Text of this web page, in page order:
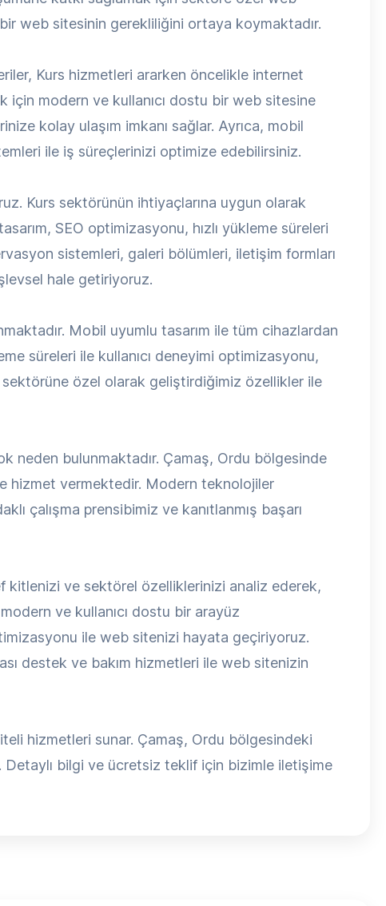
web sitesinin gerekliliğini ortaya koymaktadır.
Kurs hizmetleri ararken öncelikle internet
için modern ve kullanıcı dostu bir web sitesine
kolay ulaşım imkanı sağlar. Ayrıca, mobil
ile iş süreçlerinizi optimize edebilirsiniz.
Kurs sektörünün ihtiyaçlarına uygun olarak
SEO optimizasyonu, hızlı yükleme süreleri
sistemleri, galeri bölümleri, iletişim formları
hale getiriyoruz.
Mobil uyumlu tasarım ile tüm cihazlardan
süreleri ile kullanıcı deneyimi optimizasyonu,
özel olarak geliştirdiğimiz özellikler ile
neden bulunmaktadır. Çamaş, Ordu bölgesinde
hizmet vermektedir. Modern teknolojiler
çalışma prensibimiz ve kanıtlanmış başarı
kitlenizi ve sektörel özelliklerinizi analiz ederek,
ve kullanıcı dostu bir arayüz
ile web sitenizi hayata geçiriyoruz.
destek ve bakım hizmetleri ile web sitenizin
hizmetleri sunar. Çamaş, Ordu bölgesindeki
Detaylı bilgi ve ücretsiz teklif için bizimle iletişime